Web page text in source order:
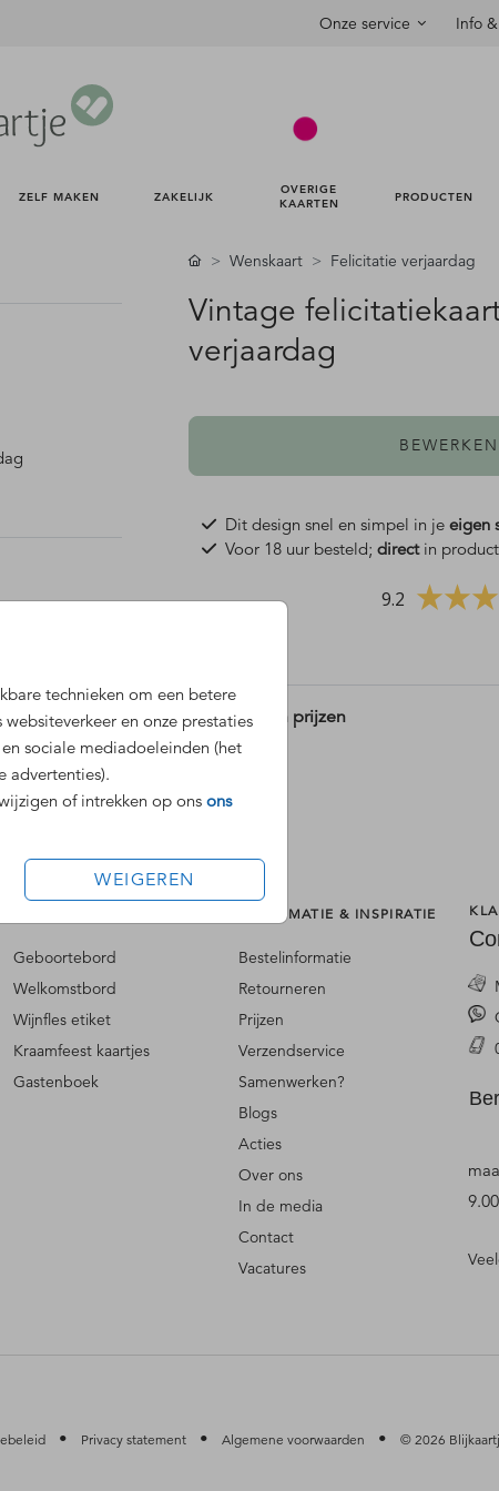
Onze service Info
ZELF MAKEN ZAKELIJK
OVERIGE
KAARTEN
PRODUCTEN
technieken om een betere
en onze prestaties
sociale mediadoeleinden (het
advertenties).
of intrekken op ons ons
WEIGEREN
Wenskaart Felicitatie verjaardag
Vintage
verjaardag
BEWERKEN
Dit design snel en simpel in je eigen
Voor 18 uur besteld; directin
9.2
Formaten en prijzen
Geboortebord
Welkomstbord
Wijnfles etiket
Kraamfeest kaartjes
Gastenboek
INFORMATIE & INSPIRATIE
Bestelinformatie
Retourneren
Prijzen
Verzendservice
Samenwerken?
Blogs
Acties
Over ons
In de media
Contact
Vacatures
• Privacy statement • Algemene voorwaarden • © 2026